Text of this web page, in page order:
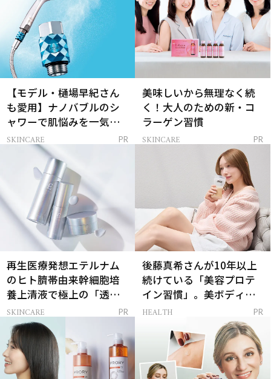
【モデル・樋場早紀さん
も愛用】ナノバブルのシ
ャワーで肌悩みを一気に
解決
SKINCARE PR
美味しいから無理なく続
く！大人のための新・コ
ラーゲン習慣
SKINCARE PR
再生医療発想エテルナム
のヒト臍帯由来幹細胞培
養上清液で極上の「透明
感ハリ肌」へ
SKINCARE PR
後藤真希さんが10年以上
続けている「美容プロテ
イン習慣」。美ボディを
支える朝ルーティンと
HEALTH PR